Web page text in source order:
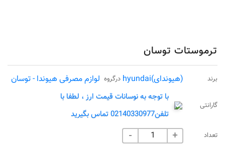
ترموستات توسان
برند (هیوندای)hyundai درگروه لوازم مصرفی هیوندا - توسان
گارانتی
با توجه به نوسانات قیمت ارز ، لطفا با
تلفن02140330977 تماس بگیرید
تعداد - +